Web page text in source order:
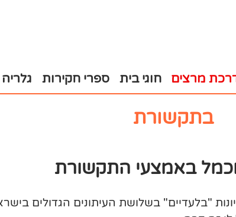
מרצים חוגי בית ספרי חקירות גלריה
בתקשורת
באמצעי התקשורת
"בלעדיים" בשלושת העיתונים הגדולים